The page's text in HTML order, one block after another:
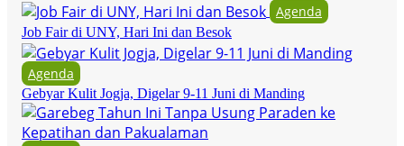
Agenda
Job Fair di UNY, Hari Ini dan Besok
Agenda
Gebyar Kulit Jogja, Digelar 9-11 Juni di Manding